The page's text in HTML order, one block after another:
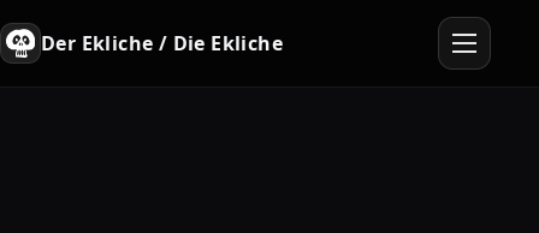
Der Ekliche / Die Ekliche